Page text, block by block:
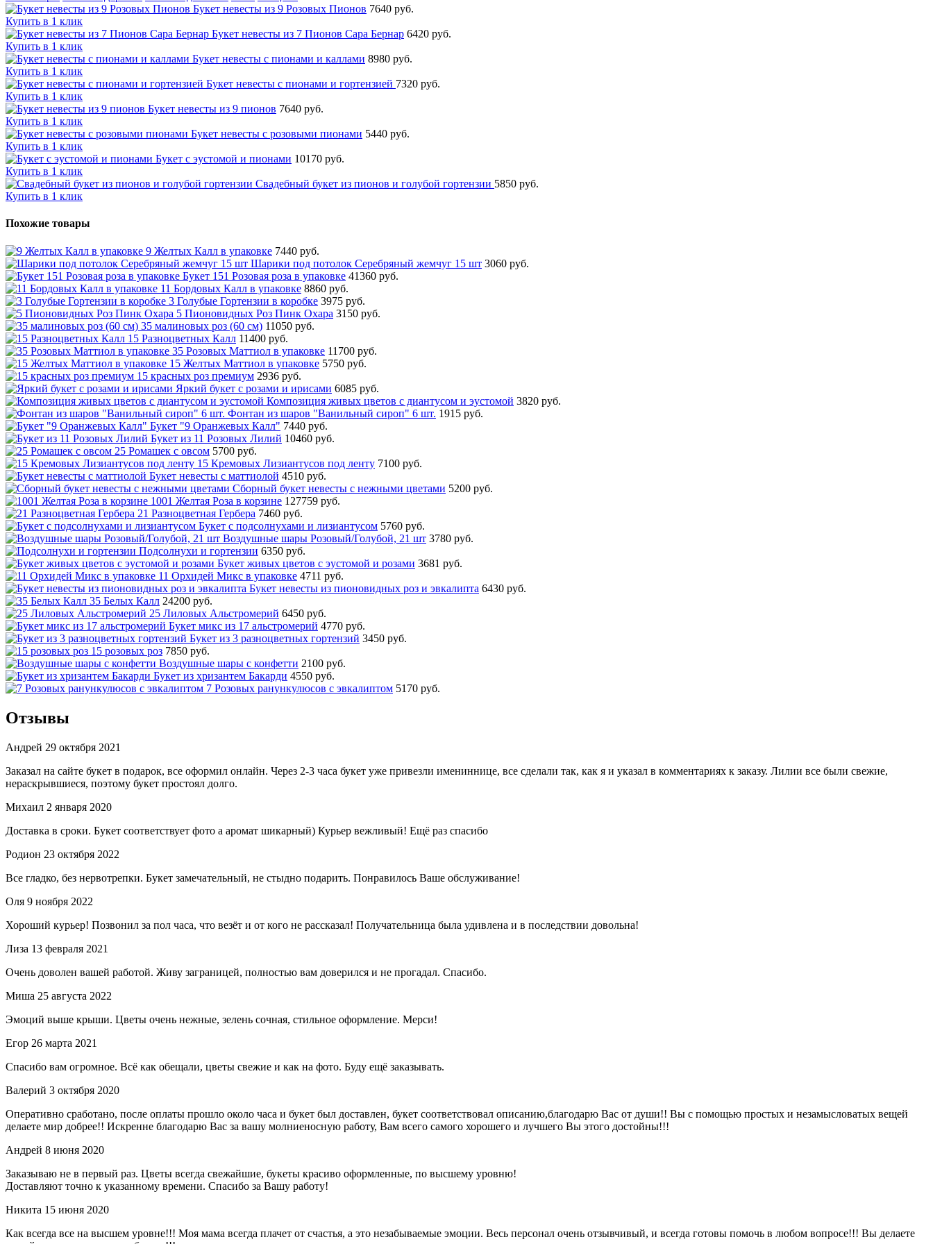
Букет невесты из 9 Розовых Пионов 7640 руб.
Купить в 1 клик
Букет невесты из 7 Пионов Сара Бернар 6420 руб.
Купить в 1 клик
Букет невесты с пионами и каллами 8980 руб.
Купить в 1 клик
Букет невесты с пионами и гортензией 7320 руб.
Купить в 1 клик
Букет невесты из 9 пионов 7640 руб.
Купить в 1 клик
Букет невесты с розовыми пионами 5440 руб.
Купить в 1 клик
Букет с эустомой и пионами 10170 руб.
Купить в 1 клик
Свадебный букет из пионов и голубой гортензии 5850 руб.
Купить в 1 клик
Похожие товары
9 Желтых Калл в упаковке 7440 руб.
Шарики под потолок Серебряный жемчуг 15 шт 3060 руб.
Букет 151 Розовая роза в упаковке 41360 руб.
11 Бордовых Калл в упаковке 8860 руб.
3 Голубые Гортензии в коробке 3975 руб.
5 Пионовидных Роз Пинк Охара 3150 руб.
35 малиновых роз (60 см) 11050 руб.
15 Разноцветных Калл 11400 руб.
35 Розовых Маттиол в упаковке 11700 руб.
15 Желтых Маттиол в упаковке 5750 руб.
15 красных роз премиум 2936 руб.
Яркий букет с розами и ирисами 6085 руб.
Композиция живых цветов с диантусом и эустомой 3820 руб.
Фонтан из шаров "Ванильный сироп" 6 шт. 1915 руб.
Букет "9 Оранжевых Калл" 7440 руб.
Букет из 11 Розовых Лилий 10460 руб.
25 Ромашек с овсом 5700 руб.
15 Кремовых Лизиантусов под ленту 7100 руб.
Букет невесты с маттиолой 4510 руб.
Сборный букет невесты с нежными цветами 5200 руб.
1001 Желтая Роза в корзине 127759 руб.
21 Разноцветная Гербера 7460 руб.
Букет с подсолнухами и лизиантусом 5760 руб.
Воздушные шары Розовый/Голубой, 21 шт 3780 руб.
Подсолнухи и гортензии 6350 руб.
Букет живых цветов с эустомой и розами 3681 руб.
11 Орхидей Микс в упаковке 4711 руб.
Букет невесты из пионовидных роз и эвкалипта 6430 руб.
35 Белых Калл 24200 руб.
25 Лиловых Альстромерий 6450 руб.
Букет микс из 17 альстромерий 4770 руб.
Букет из 3 разноцветных гортензий 3450 руб.
15 розовых роз 7850 руб.
Воздушные шары с конфетти 2100 руб.
Букет из хризантем Бакарди 4550 руб.
7 Розовых ранункулюсов с эвкалиптом 5170 руб.
Отзывы
Андрей 29 октября 2021
Заказал на сайте букет в подарок, все оформил онлайн. Через 2-3 часа букет уже привезли имениннице, все сделали так, как я и указал в комментариях к заказу. Лилии все были свежие,
нераскрывшиеся, поэтому букет простоял долго.
Михаил 2 января 2020
Доставка в сроки. Букет соответствует фото а аромат шикарный) Курьер вежливый! Ещё раз спасибо
Родион 23 октября 2022
Все гладко, без нервотрепки. Букет замечательный, не стыдно подарить. Понравилось Ваше обслуживание!
Оля 9 ноября 2022
Хороший курьер! Позвонил за пол часа, что везёт и от кого не рассказал! Получательница была удивлена и в последствии довольна!
Лиза 13 февраля 2021
Очень доволен вашей работой. Живу заграницей, полностью вам доверился и не прогадал. Спасибо.
Миша 25 августа 2022
Эмоций выше крыши. Цветы очень нежные, зелень сочная, стильное оформление. Мерси!
Егор 26 марта 2021
Спасибо вам огромное. Всё как обещали, цветы свежие и как на фото. Буду ещё заказывать.
Валерий 3 октября 2020
Оперативно сработано, после оплаты прошло около часа и букет был доставлен, букет соответствовал описанию,благодарю Вас от души!! Вы с помощью простых и незамысловатых вещей
делаете мир добрее!! Искренне благодарю Вас за вашу молниеносную работу, Вам всего самого хорошего и лучшего Вы этого достойны!!!
Андрей 8 июня 2020
Заказываю не в первый раз. Цветы всегда свежайшие, букеты красиво оформленные, по высшему уровню!
Доставляют точно к указанному времени. Спасибо за Вашу работу!
Никита 15 июня 2020
Как всегда все на высшем уровне!!! Моя мама всегда плачет от счастья, а это незабываемые эмоции. Весь персонал очень отзывчивый, и всегда готовы помочь в любом вопросе!!! Вы делаете